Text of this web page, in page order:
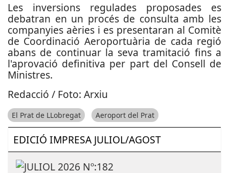
Les inversions regulades proposades es
debatran en un procés de consulta amb les
companyies aèries i es presentaran al Comitè
de Coordinació Aeroportuària de cada regió
abans de continuar la seva tramitació fins a
l'aprovació definitiva per part del Consell de
Ministres.
Redacció / Foto: Arxiu
El Prat de LLobregat Aeroport del Prat
EDICIÓ IMPRESA JULIOL/AGOST